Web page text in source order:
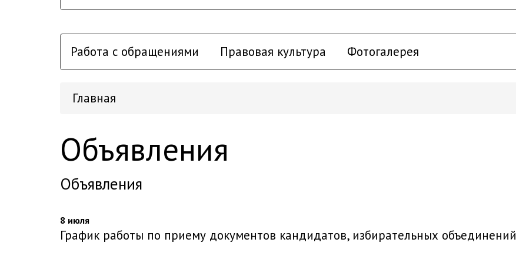
Работа с обращениями Правовая культура Фотогалерея
Главная
Объявления
Объявления
8 июля
График работы по приему документов кандидатов, избирательных объединений